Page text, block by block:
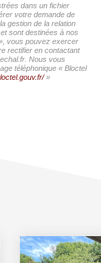
dans un fichier
votre demande de
gestion de la relation
sont destinées à nos
vous pouvez exercer
rectifier en contactant
Nous vous
téléphonique « Bloctel
»